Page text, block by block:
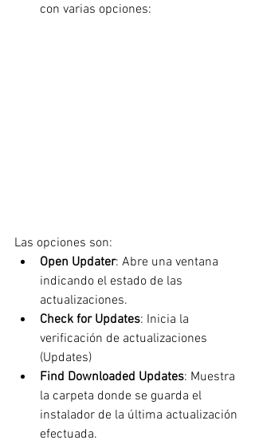
con varias opciones:
Las opciones son:
Open Updater: Abre una ventana
indicando el estado de las
actualizaciones.
Check for Updates: Inicia la
verificación de actualizaciones
(Updates)
Find Downloaded Updates: Muestra
la carpeta donde se guarda el
instalador de la última actualización
efectuada.